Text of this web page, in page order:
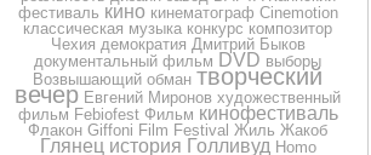
фестиваль кино кинематограф Cinemotion
классическая музыка конкурс композитор
Чехия демократия Дмитрий Быков
документальный фильм DVD выборы
Возвышающий обман творческий
вечер Евгений Миронов художественный
фильм Febiofest Фильм кинофестиваль
Флакон Giffoni Film Festival Жиль Жакоб
Глянец история Голливуд Homo